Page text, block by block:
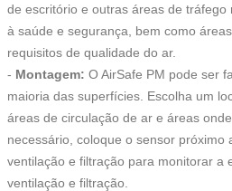
de escritório e outras áreas de tráfego
à saúde e segurança, bem como
requisitos de qualidade do ar.
- Montagem: O AirSafe PM pode ser
maioria das superfícies. Escolha um
áreas de circulação de ar e áreas
necessário, coloque o sensor próximo
ventilação e filtração para monitorar a
ventilação e filtração.